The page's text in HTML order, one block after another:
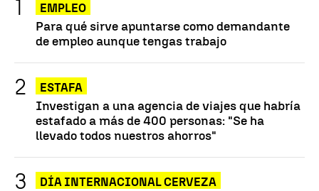
EMPLEO
Para qué sirve apuntarse como demandante
de empleo aunque tengas trabajo
ESTAFA
Investigan a una agencia de viajes que habría
estafado a más de 400 personas: "Se ha
llevado todos nuestros ahorros"
DÍA INTERNACIONAL CERVEZA